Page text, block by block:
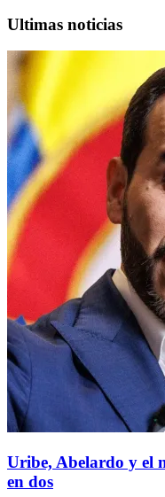
Ultimas noticias
Uribe, Abelardo y el
en dos